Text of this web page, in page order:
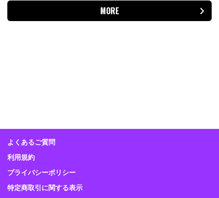
MORE
よくあるご質問
利用規約
プライバシーポリシー
特定商取引に関する表示